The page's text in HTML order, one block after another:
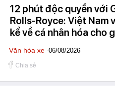
12 phút độc quyền với
Rolls-Royce: Việt Nam
kể về cá nhân hóa cho
Văn hóa xe -06/08/2026
Chia sẻ